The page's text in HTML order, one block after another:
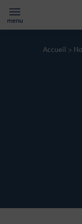
menu
Accueil
Page >